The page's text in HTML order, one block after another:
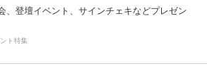
、登壇イベント、サインチェキなどプレゼン
ト特集